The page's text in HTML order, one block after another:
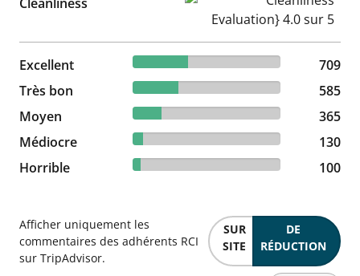
Excellent 37.53% reviewed Excellent
709 reviews
709
Très bon
30.97% reviewed Très bon
585 reviews
585
Moyen
19.32% reviewed Moyen
365 reviews
365
Médiocre
6.88% reviewed Médiocre
130 reviews
130
Horrible
5.29% reviewed Horrible
100 reviews 100
Afficher uniquement les
commentaires des adhérents RCI
sur TripAdvisor.
SUR
SITE
DE
RÉDUCTION